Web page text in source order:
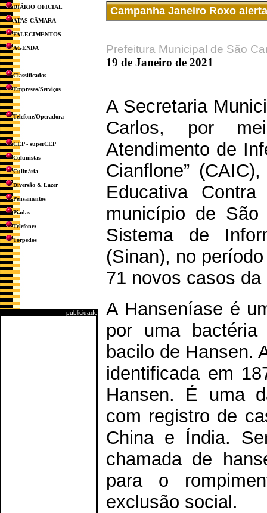
DIÁRIO OFICIAL
ATAS CÂMARA
FALECIMENTOS
AGENDA
Classificados
Empresas/Serviços
Telefone/Operadora
CEP - superCEP
Colunistas
Culinária
Diversão & Lazer
Pensamentos
Piadas
Telefones
Torpedos
publicidade
Campanha Janeiro Roxo
Prefeitura Municipal de São
19 de Janeiro de 2021
A Secretaria
Carlos, por
Atendimento de
Cianflone”
Educativa
município de
Sistema de
(Sinan), no
71 novos casos da
A Hanseníase é
por uma bactéria
bacilo de Hansen.
identificada em
Hansen. É uma
com registro de
China e Índia.
chamada de
para o
exclusão social.